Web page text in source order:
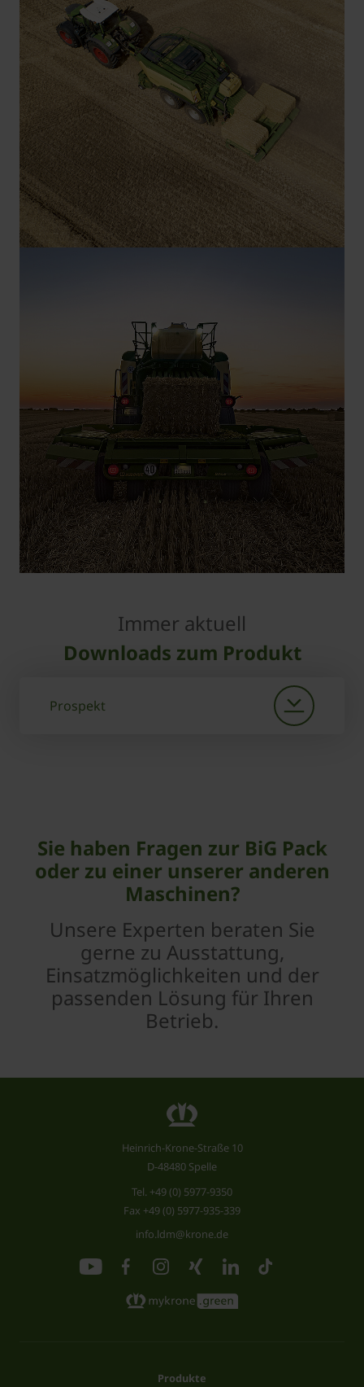
Immer aktuell
Downloads zum Produkt
Prospekt
Sie haben Fragen zur BiG Pack
oder zu einer unserer anderen
Maschinen?
Unsere Experten beraten Sie
gerne zu Ausstattung,
Einsatzmöglichkeiten und der
passenden Lösung für Ihren
Betrieb.
Heinrich-Krone-Straße 10
D-48480 Spelle
Tel. +49 (0) 5977-9350
Fax +49 (0) 5977-935-339
info.ldm@krone.de
Produkte